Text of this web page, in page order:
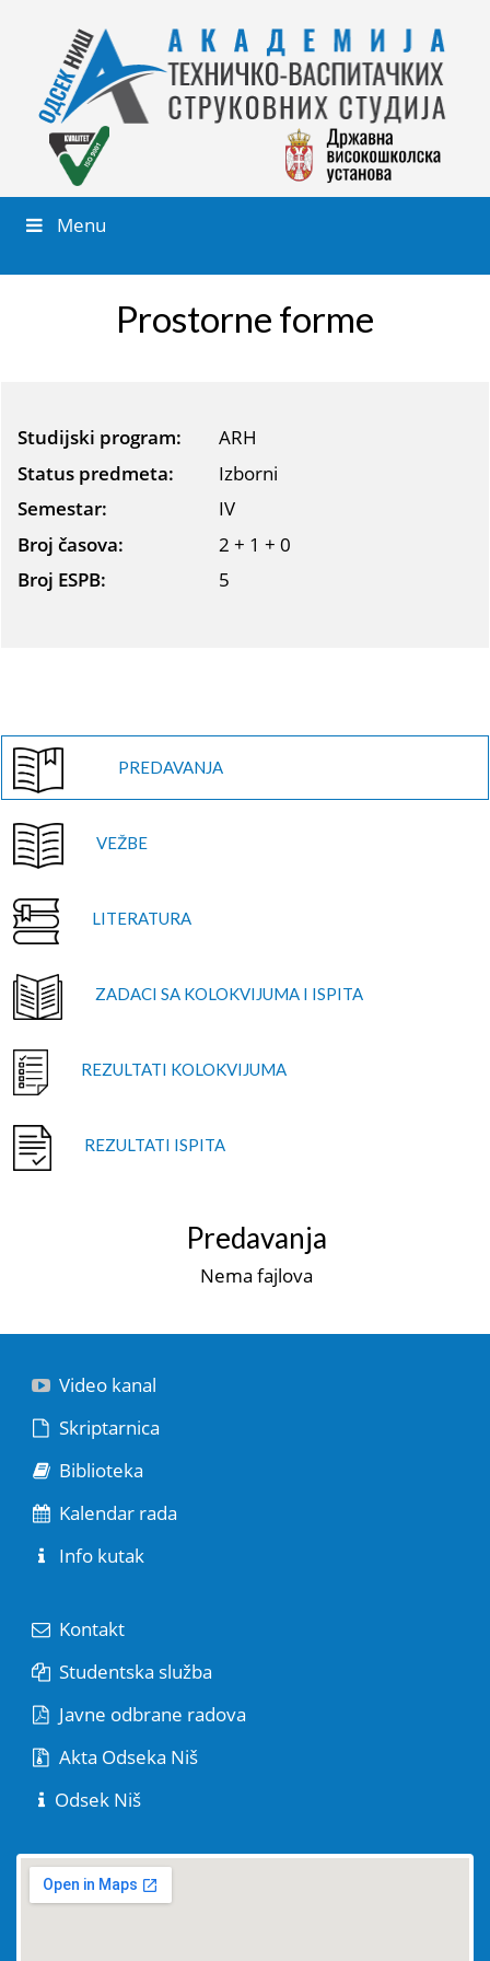
Menu
Prostorne forme
Studijski program:
ARH
Status predmeta:
Izborni
Semestar:
IV
Broj časova:
2 + 1 + 0
Broj ESPB:
5
PREDAVANJA
VEŽBE
LITERATURA
ZADACI SA KOLOKVIJUMA I ISPITA
REZULTATI KOLOKVIJUMA
REZULTATI ISPITA
Predavanja
Nema fajlova
Video kanal
Skriptarnica
Biblioteka
Kalendar rada
Info kutak
Kontakt
Studentska služba
Javne odbrane radova
Akta Odseka Niš
Odsek Niš